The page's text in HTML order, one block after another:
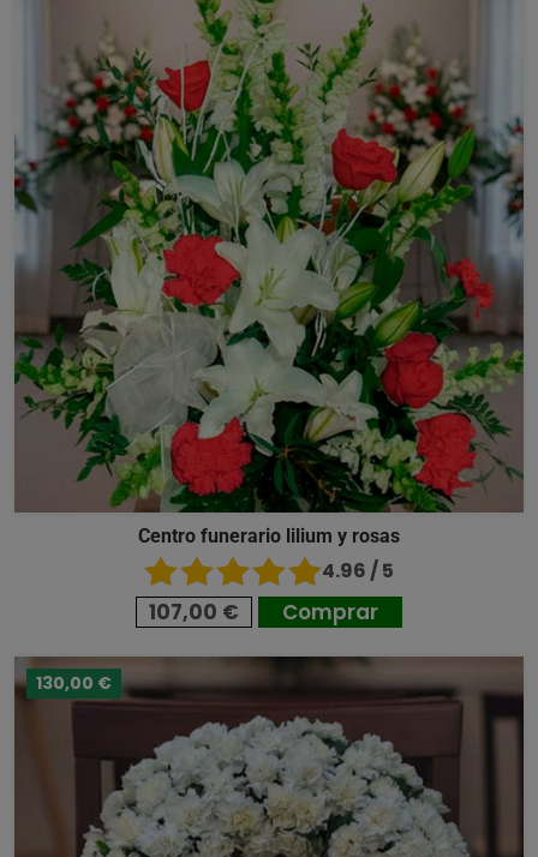
Centro funerario lilium y rosas
4.96 / 5
107,00 € Comprar
130,00 €